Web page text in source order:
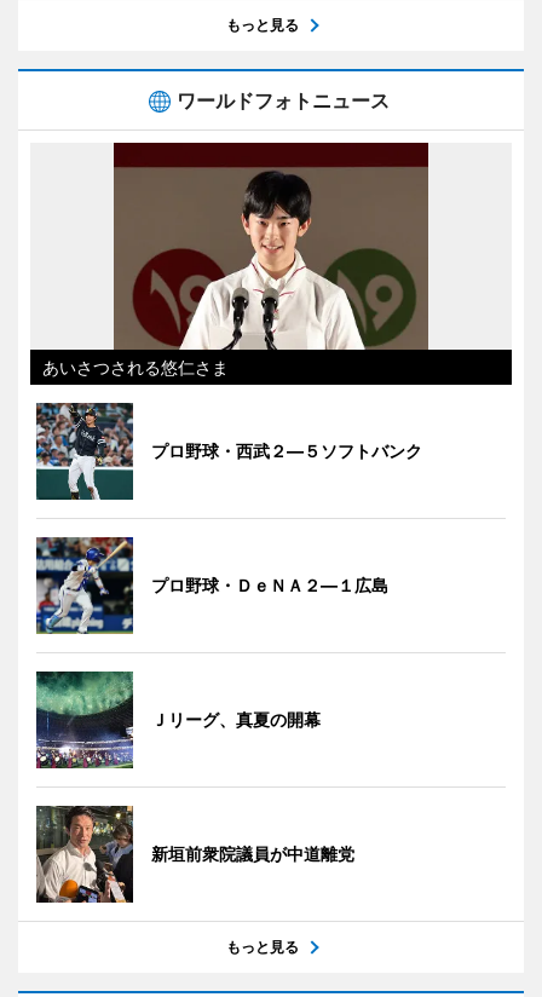
もっと見る
ワールドフォトニュース
あいさつされる悠仁さま
プロ野球・西武２―５ソフトバンク
プロ野球・ＤｅＮＡ２―１広島
Ｊリーグ、真夏の開幕
新垣前衆院議員が中道離党
もっと見る